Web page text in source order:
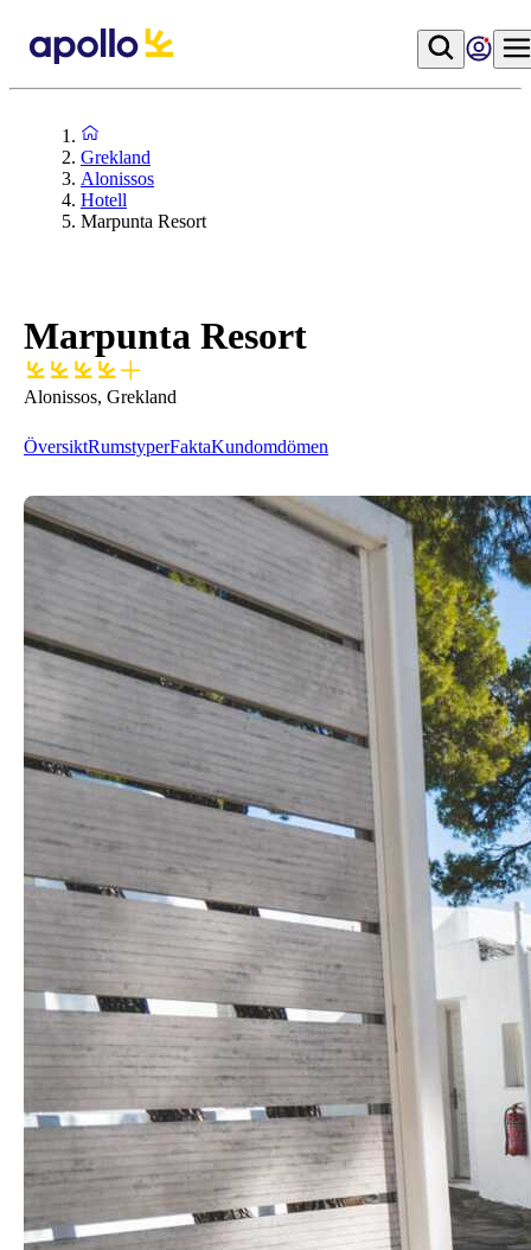
Grekland
Alonissos
Hotell
Marpunta Resort
Marpunta Resort
Alonissos, Grekland
ÖversiktRumstyperFaktaKundomdömen